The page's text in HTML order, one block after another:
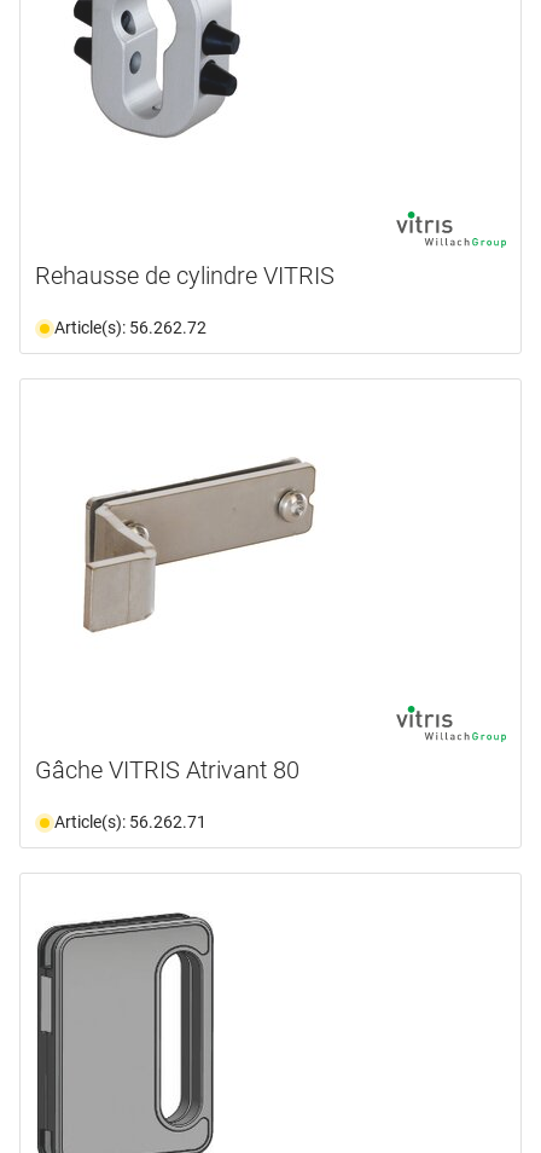
Rehausse de cylindre VITRIS
Article(s): 56.262.72
Gâche VITRIS Atrivant 80
Article(s): 56.262.71